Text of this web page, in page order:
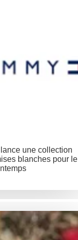
une collection
blanches pour le